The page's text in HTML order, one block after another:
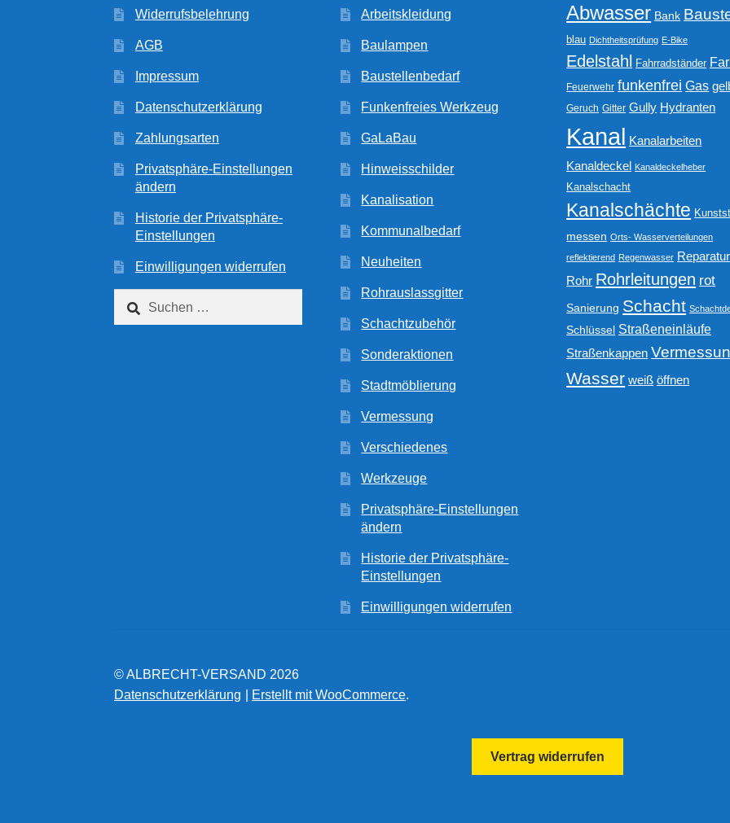
Widerrufsbelehrung
AGB
Impressum
Datenschutzerklärung
Zahlungsarten
Privatsphäre-Einstellungen
ändern
Historie der Privatsphäre-
Einstellungen
Einwilligungen widerrufen
nach:
Arbeitskleidung
Baulampen
Baustellenbedarf
Funkenfreies Werkzeug
GaLaBau
Hinweisschilder
Kanalisation
Kommunalbedarf
Neuheiten
Rohrauslassgitter
Schachtzubehör
Sonderaktionen
Stadtmöblierung
Vermessung
Verschiedenes
Werkzeuge
Privatsphäre-Einstellungen
ändern
Historie der Privatsphäre-
Einstellungen
Einwilligungen widerrufen
Abwasser Bank
blau Dichtheitsprüfung E-Bike
Edelstahl Fahrradständer
Feuerwehr funkenfrei Gas
Geruch Gitter Gully Hydranten
Kanal Kanalarbeiten
Kanaldeckel Kanaldeckelheber
Kanalschacht
Kanalschächte
messen Orts- Wasserverteilungen
reflektierend Regenwasser Reparatur
Rohr Rohrleitungen rot
Sanierung Schacht
Schlüssel Straßeneinläufe
Straßenkappen
Wasser weiß öffnen
© ALBRECHT-VERSAND 2026
Datenschutzerklärung
Erstellt mit WooCommerce.
Vertrag widerrufen